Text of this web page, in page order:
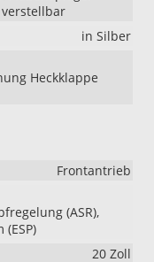
in Silber
Heckklappe
Frontantrieb
(ASR),
20 Zoll